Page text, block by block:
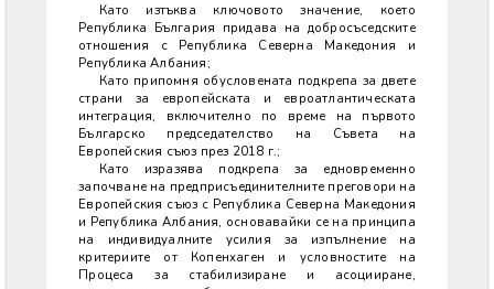
Като изтъква ключовото значение, което
Република България придава на добросъседските
отношения с Република Северна Македония и
Република Албания;
Като припомня обусловената подкрепа за двете
страни за европейската и евроатлантическата
интеграция, включително по време на първото
Българско председателство на Съвета на
Европейския съюз през 2018 г.;
Като изразява подкрепа за едновременно
започване на предприсъединителните преговори на
Европейския съюз с Република Северна Македония
и Република Албания, основавайки се на принципа
на индивидуалните усилия за изпълнение на
критериите от Копенхаген и условностите на
Процеса за стабилизиране и асоцииране,